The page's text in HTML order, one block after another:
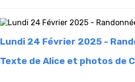
Lundi 24 Février 2025 -
Texte de Alice et photos de